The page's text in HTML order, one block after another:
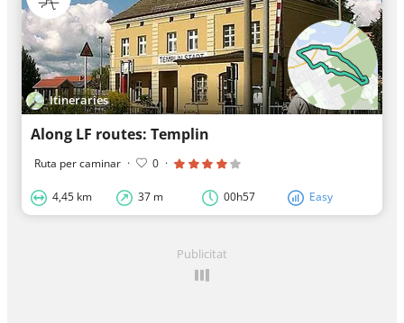
Itineraries
Along LF routes: Templin
Ruta per caminar · 0 ·
4,45 km 37 m 00h57 Easy
Publicitat